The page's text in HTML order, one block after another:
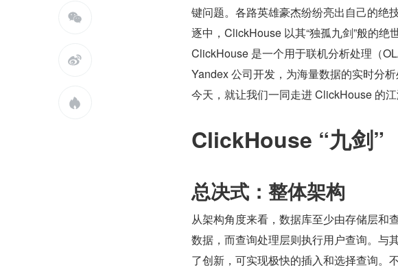



键问题。各路英雄豪杰纷纷亮出自己的绝
逐中，ClickHouse 以其“独孤九剑”般的绝
ClickHouse 是一个用于联机分析处理（
Yandex 公司开发，为海量数据的实时分析
今天，就让我们一同走进 ClickHouse 的
ClickHouse “九剑”
总决式：整体架构
从架构角度来看，数据库至少由存储层和
数据，而查询处理层则执行用户查询。与
了创新，可实现极快的插入和选择查询。